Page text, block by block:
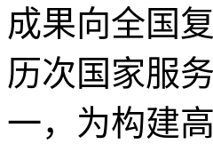
成果向全国
历次国家服
一，为构建